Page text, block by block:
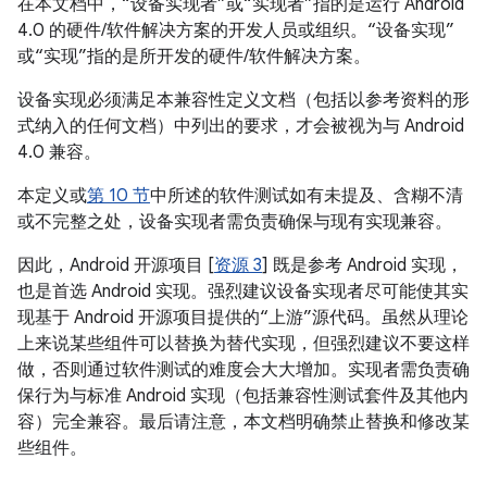
在本文档中，“设备实现者”或“实现者”指的是运行 Android
4.0 的硬件/软件解决方案的开发人员或组织。“设备实现”
或“实现”指的是所开发的硬件/软件解决方案。
设备实现必须满足本兼容性定义文档（包括以参考资料的形
式纳入的任何文档）中列出的要求，才会被视为与 Android
4.0 兼容。
本定义或第 10 节中所述的软件测试如有未提及、含糊不清
或不完整之处，设备实现者需负责确保与现有实现兼容。
因此，Android 开源项目 [资源 3] 既是参考 Android 实现，
也是首选 Android 实现。强烈建议设备实现者尽可能使其实
现基于 Android 开源项目提供的“上游”源代码。虽然从理论
上来说某些组件可以替换为替代实现，但强烈建议不要这样
做，否则通过软件测试的难度会大大增加。实现者需负责确
保行为与标准 Android 实现（包括兼容性测试套件及其他内
容）完全兼容。最后请注意，本文档明确禁止替换和修改某
些组件。